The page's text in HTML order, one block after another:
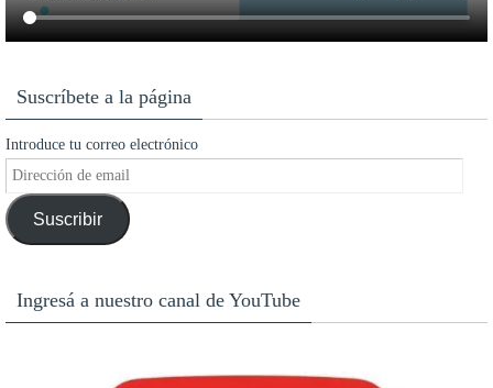
Suscríbete a la página
Introduce tu correo electrónico
Dirección
de
emailSuscribir
Ingresá a nuestro canal de YouTube